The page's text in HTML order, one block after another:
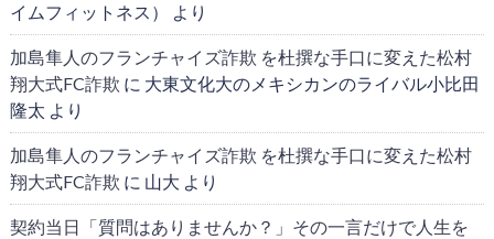
イムフィットネス）
より
加島隼人のフランチャイズ詐欺 を杜撰な手口に変えた松村
翔大式FC詐欺 に 大東文化大のメキシカンのライバル小比田
隆太 より
加島隼人のフランチャイズ詐欺 を杜撰な手口に変えた松村
翔大式FC詐欺 に 山大 より
契約当日「質問はありませんか？」その一言だけで人生を